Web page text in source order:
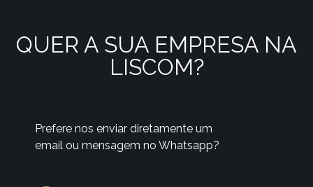
QUER A SUA EMPRESA NA
LISCOM?
Prefere nos enviar diretamente um
email ou mensagem no Whatsapp?